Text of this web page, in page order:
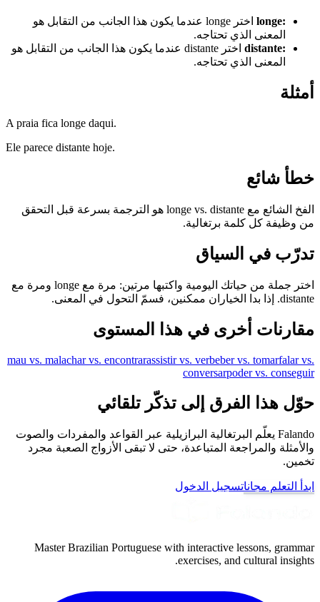
longe:
اختر longe عندما يكون هذا الجانب من التقابل هو
المعنى الذي تحتاجه.
distante:
اختر distante عندما يكون هذا الجانب من التقابل هو
المعنى الذي تحتاجه.
أمثلة
A praia fica longe daqui.
Ele parece distante hoje.
خطأ شائع
الفخ الشائع مع longe vs. distante هو الترجمة بسرعة قبل التحقق
من وظيفة كل كلمة برتغالية.
تدرّب في السياق
اختر جملة من حياتك اليومية واكتبها مرتين: مرة مع longe ومرة مع
distante. إذا بدا الخياران ممكنين، فسمّ التحول في المعنى.
مقارنات أخرى في هذا المستوى
mau vs. malachar vs. encontrarassistir vs. verbeber vs. tomarfalar vs.
conversarpoder vs. conseguir
حوّل هذا الفرق إلى تذكّر تلقائي
Falando يعلّم البرتغالية البرازيلية عبر القواعد والمفردات والصوت
والأمثلة والمراجعة المتباعدة، حتى لا تبقى الأزواج الصعبة مجرد
تخمين.
ابدأ التعلم مجاناتسجيل الدخول
Master Brazilian Portuguese with interactive lessons, grammar
exercises, and cultural insights.